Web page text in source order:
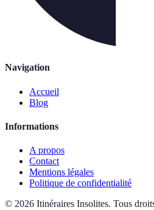
Navigation
Accueil
Blog
Informations
A propos
Contact
Mentions légales
Politique de confidentialité
© 2026 Itinéraires Insolites. Tous